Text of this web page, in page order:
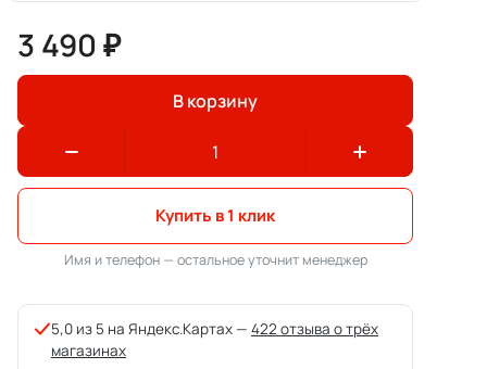
3 490 ₽
В корзину
Купить в 1 клик
Имя и телефон — остальное уточнит менеджер
5,0 из 5 на Яндекс.Картах — 422 отзыва о трёх
магазинах